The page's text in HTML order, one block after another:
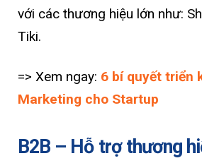
với các thương hiệu lớn như:
Tiki.
=> Xem ngay: 6 bí quyết triển
Marketing cho Startup
B2B – Hỗ trợ thương